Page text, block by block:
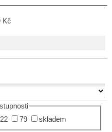
Kč
79 skladem